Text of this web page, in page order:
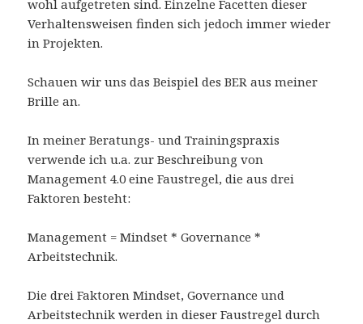
wohl aufgetreten sind. Einzelne Facetten dieser
Verhaltensweisen finden sich jedoch immer wieder
in Projekten.
Schauen wir uns das Beispiel des BER aus meiner
Brille an.
In meiner Beratungs- und Trainingspraxis
verwende ich u.a. zur Beschreibung von
Management 4.0 eine Faustregel, die aus drei
Faktoren besteht:
Management = Mindset * Governance *
Arbeitstechnik.
Die drei Faktoren Mindset, Governance und
Arbeitstechnik werden in dieser Faustregel durch